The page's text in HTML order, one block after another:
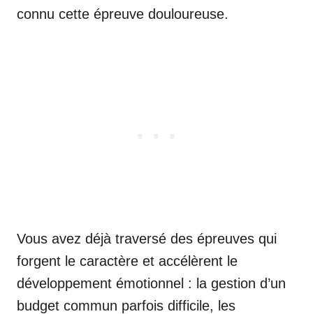
connu cette épreuve douloureuse.
Vous avez déjà traversé des épreuves qui
forgent le caractère et accélèrent le
développement émotionnel : la gestion d’un
budget commun parfois difficile, les